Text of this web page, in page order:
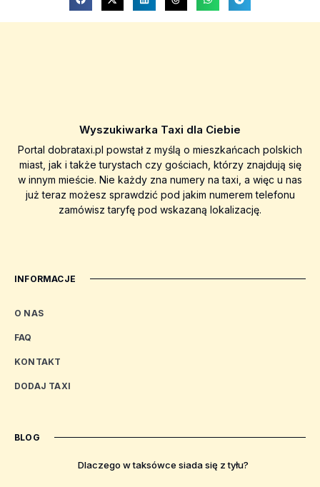
Wyszukiwarka Taxi dla Ciebie
Portal dobrataxi.pl powstał z myślą o mieszkańcach polskich
miast, jak i także turystach czy gościach, którzy znajdują się
w innym mieście. Nie każdy zna numery na taxi, a więc u nas
już teraz możesz sprawdzić pod jakim numerem telefonu
zamówisz taryfę pod wskazaną lokalizację.
INFORMACJE
O NAS
FAQ
KONTAKT
DODAJ TAXI
BLOG
Dlaczego w taksówce siada się z tyłu?